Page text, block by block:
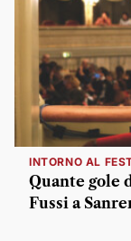
INTORNO AL
Quante gole
Fussi a